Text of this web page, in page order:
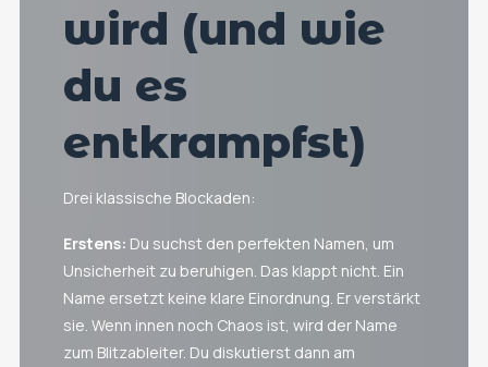
wird (und wie
du es
entkrampfst)
Drei klassische Blockaden:
Erstens: Du suchst den perfekten Namen, um
Unsicherheit zu beruhigen. Das klappt nicht. Ein
Name ersetzt keine klare Einordnung. Er verstärkt
sie. Wenn innen noch Chaos ist, wird der Name
zum Blitzableiter. Du diskutierst dann am